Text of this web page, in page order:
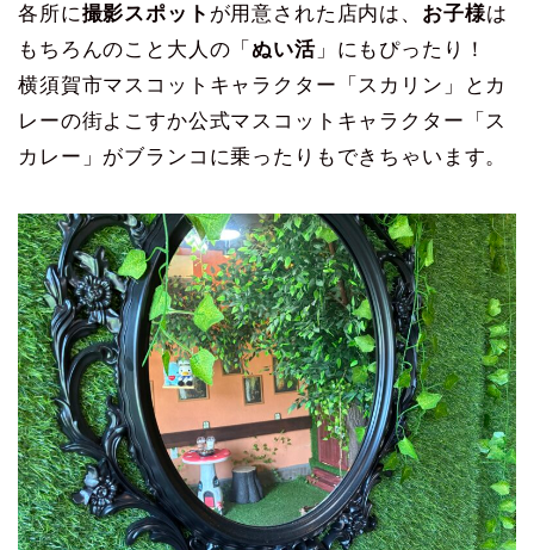
各所に撮影スポット が用意された店内は、 お子様は
もちろんのこと大人の「 ぬい活」にもぴったり！
横須賀市マスコットキャラクター「スカリン」とカ
レーの街よこすか公式マスコットキャラクター「ス
カレー」がブランコに乗ったりもできちゃいます。